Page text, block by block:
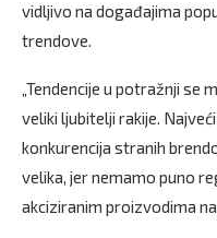
vidljivo na događajima
trendove.
„Tendencije u potražnji se
veliki ljubitelji rakije.
konkurencija stranih
velika, jer nemamo puno
akciziranim proizvodima